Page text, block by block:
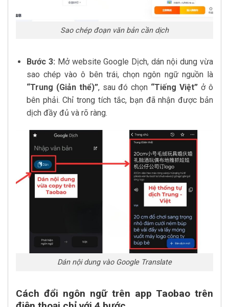
Sao chép đoạn văn bản cần dịch
Bước 3: Mở website Google Dịch, dán nội dung vừa
sao chép vào ô bên trái, chọn ngôn ngữ nguồn là
“Trung (Giản thể)”, sau đó chọn “Tiếng Việt” ở ô
bên phải. Chỉ trong tích tắc, bạn đã nhận được bản
dịch đầy đủ và rõ ràng.
Dán nội dung vào Google Translate
Cách đổi ngôn ngữ trên app Taobao trên